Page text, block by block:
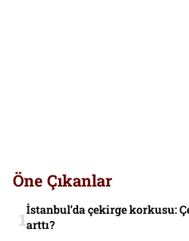
Öne Çıkanlar
İstanbul’da çekirge korkusu:
arttı?